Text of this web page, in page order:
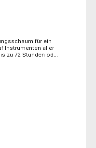
für ein
Instrumenten aller
zu 72 Stunden oder
und erleichtert die
den dicken
Foam ist
Nicht